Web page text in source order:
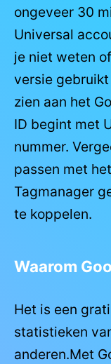
ongeveer 30
Universal
je niet weten
versie
zien aan het
ID begint met
nummer.
passen met
Tagmanager
te koppelen.
Waarom
Het is een
statistieken
anderen.Met